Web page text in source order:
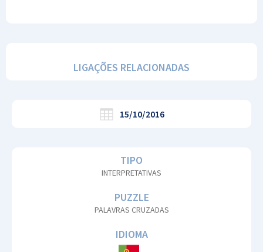
LIGAÇÕES RELACIONADAS
15/10/2016
TIPO
INTERPRETATIVAS
PUZZLE
PALAVRAS CRUZADAS
IDIOMA